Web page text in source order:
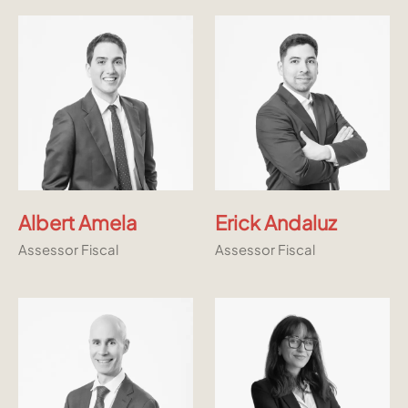
Albert Amela
Assessor Fiscal
Erick Andaluz
Assessor Fiscal